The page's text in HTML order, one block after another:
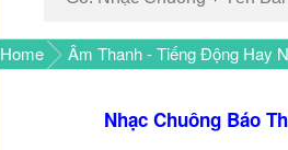
Home Âm Thanh - Tiếng Động Hay
Nhạc Chuông Báo